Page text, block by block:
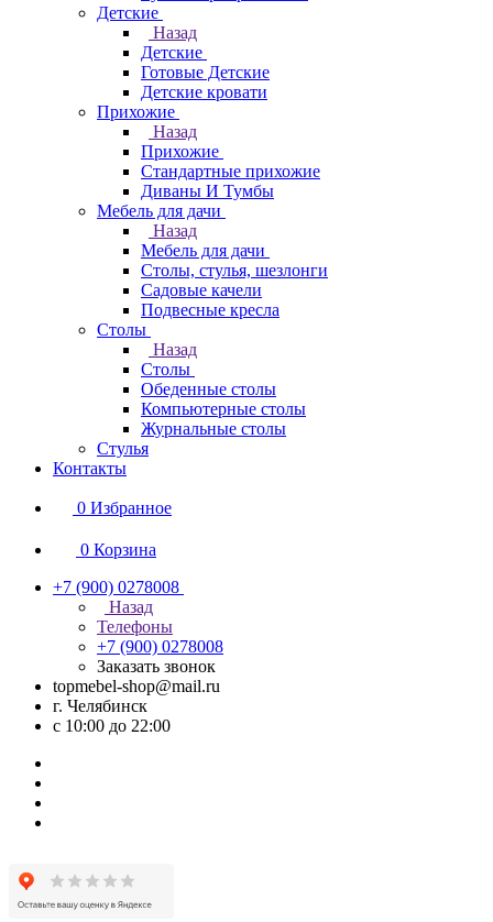
Детские
Назад
Детские
Готовые Детские
Детские кровати
Прихожие
Назад
Прихожие
Стандартные прихожие
Диваны И Тумбы
Мебель для дачи
Назад
Мебель для дачи
Столы, стулья, шезлонги
Садовые качели
Подвесные кресла
Столы
Назад
Столы
Обеденные столы
Компьютерные столы
Журнальные столы
Стулья
Контакты
0 Избранное
0 Корзина
+7 (900) 0278008
Назад
Телефоны
+7 (900) 0278008
Заказать звонок
topmebel-shop@mail.ru
г. Челябинск
с 10:00 до 22:00